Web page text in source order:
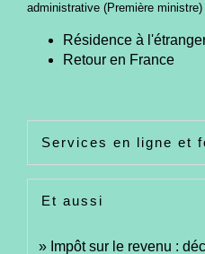
administrative (Première ministre)
Résidence à
Retour en France
Services en ligne et
Et aussi
Impôt sur le revenu :